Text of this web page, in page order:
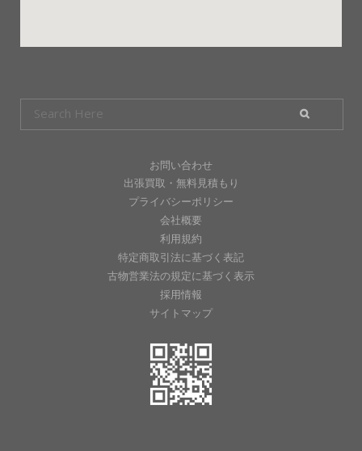
お問い合わせ
出張買取・無料見積もり
プライバシーポリシー
会社概要
利用規約
特定商取引法に基づく表記
古物営業法の規定に基づく表示
採用情報
サイトマップ